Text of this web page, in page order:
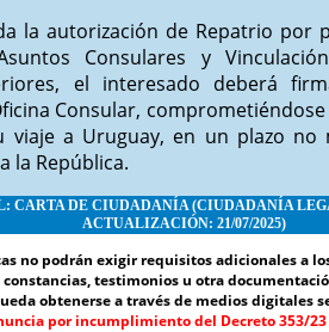
la autorización de Repatrio por
Consulares y
el interesado deberá
Consular,
viaje a Uruguay, en un plazo no
la República.
CARTADE CIUDADANÍA (CIUDADANÍA
ACTUALIZACIÓN: 21/07/2025)
no podrán exigir requisitos adicionales a
testimonios u otra
obtenerse a través de medios digitales
por incumplimiento del Decreto 353/23